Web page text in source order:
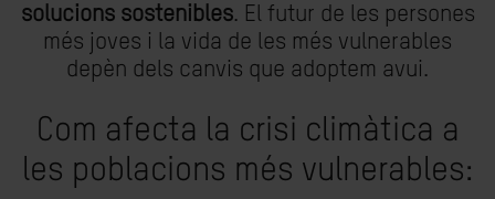
solucions sostenibles. El futur de les persones
més joves i la vida de les més vulnerables
depèn dels canvis que adoptem avui.
Com afecta la crisi climàtica a
les poblacions més vulnerables: